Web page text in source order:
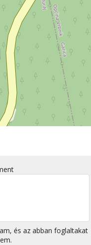
és az abban foglaltakat